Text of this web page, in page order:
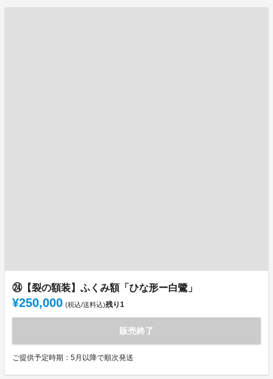
㉔【裂の額装】ふくみ額「ひな形ー白鷺」
¥250,000 (税込/送料込)残り1
販売終了
ご提供予定時期：5月以降で順次発送